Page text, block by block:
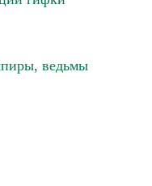
ведьмы